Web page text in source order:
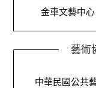
金車文藝中心
藝術
中華民國公共